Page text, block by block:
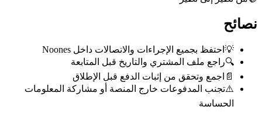
نصائح
💡 احتفظ بجميع الإجراءات والاتصالات داخل Noones
🔍راجع ملف المشتري والتاريخ قبل المتابعة
📄 اجمع وتحقق من إثبات الدفع قبل الإطلاق
⚠️تجنب المدفوعات خارج المنصة أو مشاركة المعلومات
الحساسة